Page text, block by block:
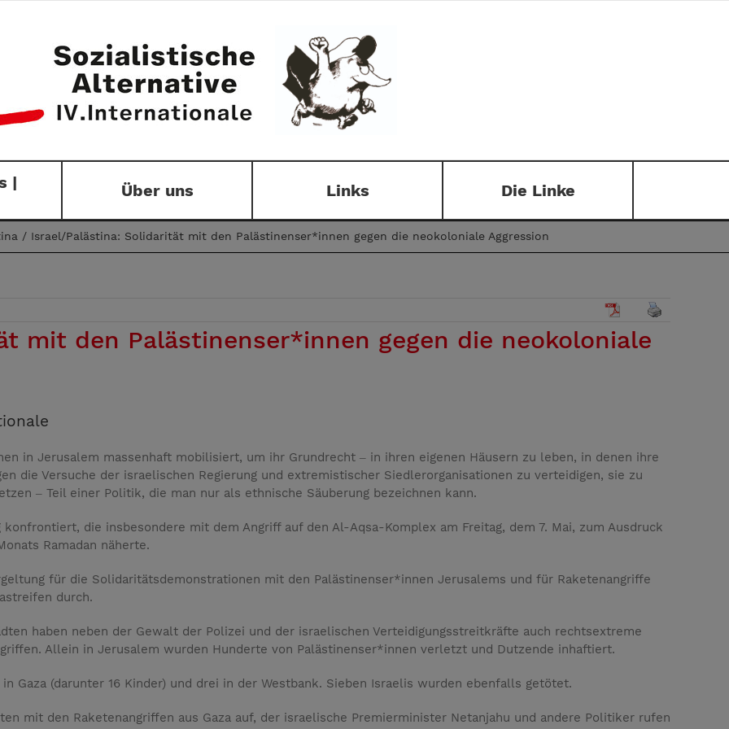
|
Über uns Links Die Linke
/ Israel/Palästina: Solidarität mit den Palästinenser*innen gegen die neokoloniale Aggression
mit den Palästinenser*innen gegen die neokoloniale
in Jerusalem massenhaft mobilisiert, um ihr Grundrecht ‒ in ihren eigenen Häusern zu leben, in denen ihre
die Versuche der israelischen Regierung und extremistischer Siedlerorganisationen zu verteidigen, sie zu
‒ Teil einer Politik, die man nur als ethnische Säuberung bezeichnen kann.
die insbesondere mit dem Angriff auf den Al-Aqsa-Komplex am Freitag, dem 7. Mai, zum Ausdruck
Ramadan näherte.
für die Solidaritätsdemonstrationen mit den Palästinenser*innen Jerusalems und für Raketenangriffe
durch.
haben neben der Gewalt der Polizei und der israelischen Verteidigungsstreitkräfte auch rechtsextreme
Allein in Jerusalem wurden Hunderte von Palästinenser*innen verletzt und Dutzende inhaftiert.
Gaza (darunter 16 Kinder) und drei in der Westbank. Sieben Israelis wurden ebenfalls getötet.
mit den Raketenangriffen aus Gaza auf, der israelische Premierminister Netanjahu und andere Politiker rufen